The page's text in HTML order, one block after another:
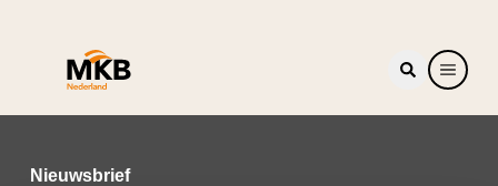
Nieuwsbrief